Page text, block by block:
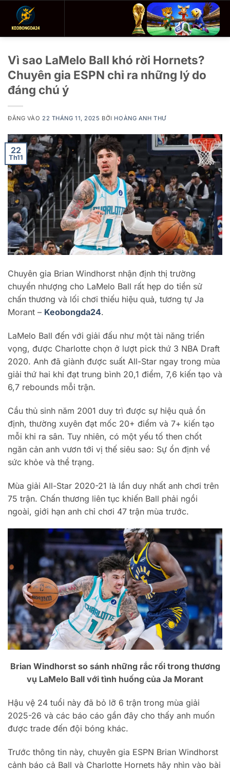
Vì sao LaMelo Ball khó rời Hornets?
Chuyên gia ESPN chỉ ra những lý do
đáng chú ý
ĐĂNG VÀO22 THÁNG 11, 2025 BỞI HOÀNG ANH THƯ
22
Th11
Chuyên gia Brian Windhorst nhận định thị trường
chuyển nhượng cho LaMelo Ball rất hẹp do tiền sử
chấn thương và lối chơi thiếu hiệu quả, tương tự Ja
Morant – Keobongda24.
LaMelo Ball đến với giải đấu như một tài năng triển
vọng, được Charlotte chọn ở lượt pick thứ 3 NBA Draft
2020. Anh đã giành được suất All-Star ngay trong mùa
giải thứ hai khi đạt trung bình 20,1 điểm, 7,6 kiến tạo và
6,7 rebounds mỗi trận.
Cầu thủ sinh năm 2001 duy trì được sự hiệu quả ổn
định, thường xuyên đạt mốc 20+ điểm và 7+ kiến tạo
mỗi khi ra sân. Tuy nhiên, có một yếu tố then chốt
ngăn cản anh vươn tới vị thế siêu sao: Sự ổn định về
sức khỏe và thể trạng.
Mùa giải All-Star 2020-21 là lần duy nhất anh chơi trên
75 trận. Chấn thương liên tục khiến Ball phải ngồi
ngoài, giới hạn anh chỉ chơi 47 trận mùa trước.
Brian Windhorst so sánh những rắc rối trong thương
vụ LaMelo Ball với tình huống của Ja Morant
Hậu vệ 24 tuổi này đã bỏ lỡ 6 trận trong mùa giải
2025-26 và các báo cáo gần đây cho thấy anh muốn
được trade đến đội bóng khác.
Trước thông tin này, chuyên gia ESPN Brian Windhorst
cảnh báo cả Ball và Charlotte Hornets hãy nhìn vào bài